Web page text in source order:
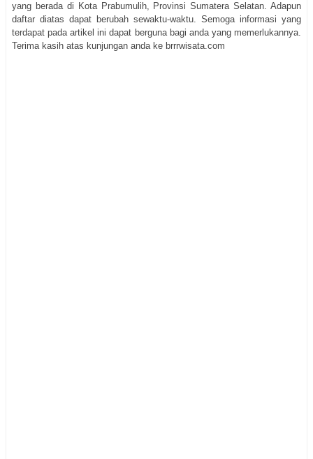
yang berada di Kota Prabumulih, Provinsi Sumatera Selatan. Adapun
daftar diatas dapat berubah sewaktu-waktu. Semoga informasi yang
terdapat pada artikel ini dapat berguna bagi anda yang memerlukannya.
Terima kasih atas kunjungan anda ke brrrwisata.com